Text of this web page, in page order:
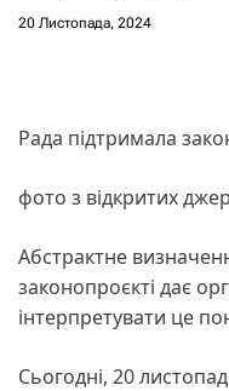
20 Листопада, 2024
Рада підтримала
фото з відкритих
Абстрактне
законопроєкті дає
інтерпретувати це
Сьогодні, 20